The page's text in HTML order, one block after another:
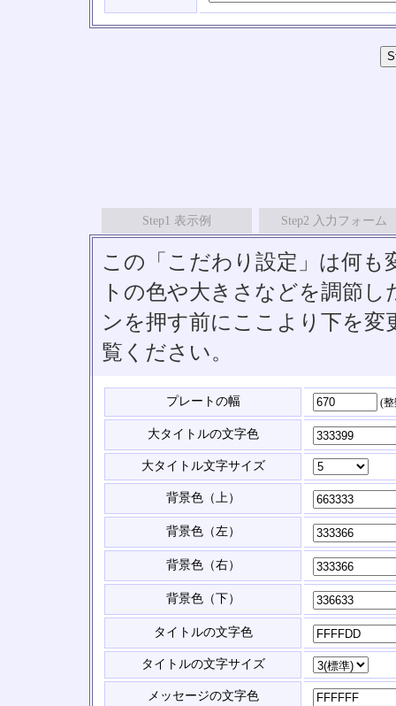
Step1 表示例 Step2 入力フォーム
この「こだわり設定」は何
トの色や大きさなどを調節
ンを押す前にここより下を
覧ください。
プレートの幅 (
大タイトルの文字色
大タイトル文字サイズ
背景色（上）
背景色（左）
背景色（右）
背景色（下）
タイトルの文字色
タイトルの文字サイズ
メッセージの文字色